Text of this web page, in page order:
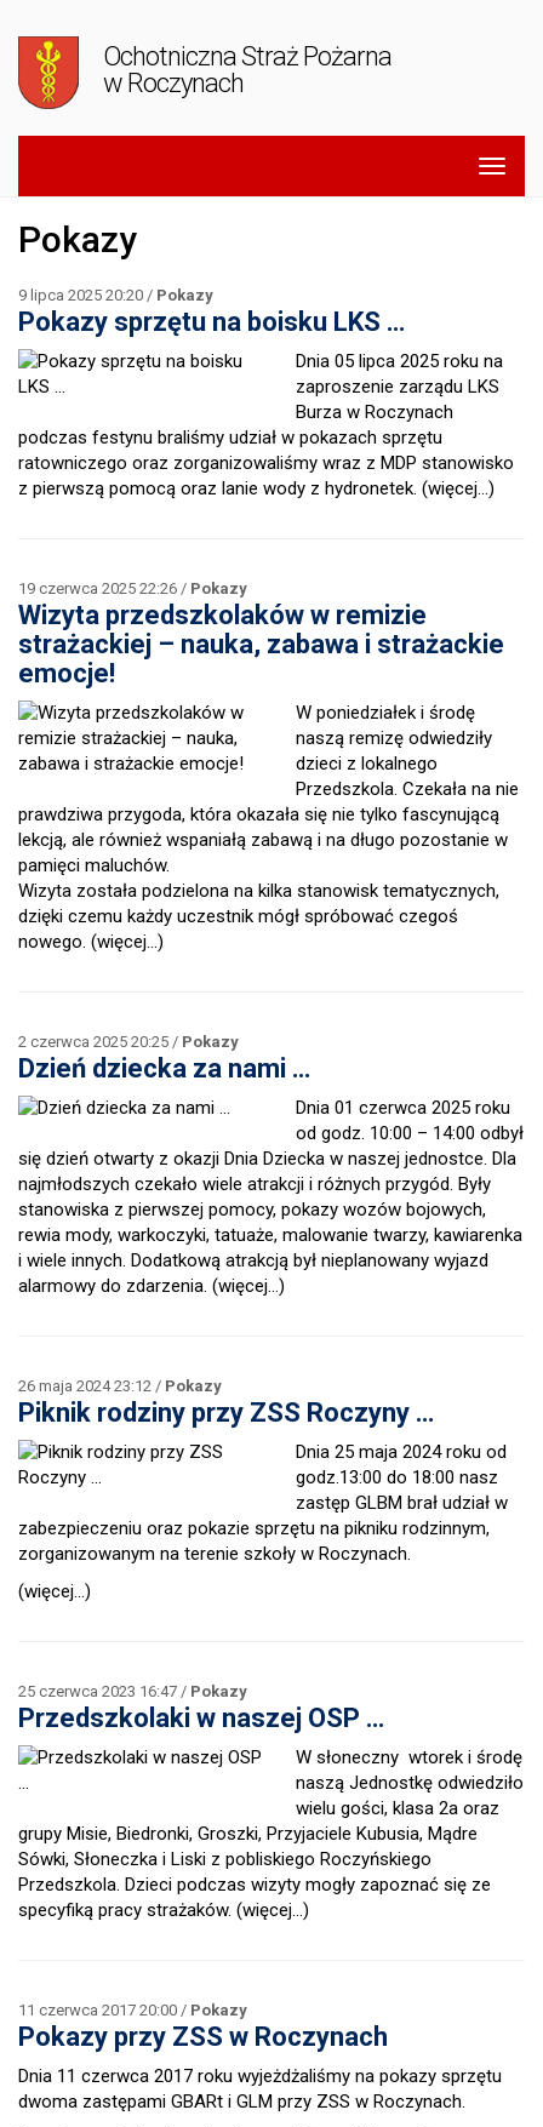
Ochotniczna Straż Pożarna
w Roczynach
Pokazy
9 lipca 2025 20:20 / Pokazy
Pokazy sprzętu na boisku LKS …
Dnia 05 lipca 2025 roku na
zaproszenie zarządu LKS
Burza w Roczynach
podczas festynu braliśmy udział w pokazach sprzętu
ratowniczego oraz zorganizowaliśmy wraz z MDP stanowisko
z pierwszą pomocą oraz lanie wody z hydronetek. (więcej…)
19 czerwca 2025 22:26 / Pokazy
Wizyta przedszkolaków w remizie
strażackiej – nauka, zabawa i strażackie
emocje!
W poniedziałek i środę
naszą remizę odwiedziły
dzieci z lokalnego
Przedszkola. Czekała na nie
prawdziwa przygoda, która okazała się nie tylko fascynującą
lekcją, ale również wspaniałą zabawą i na długo pozostanie w
pamięci maluchów.
Wizyta została podzielona na kilka stanowisk tematycznych,
dzięki czemu każdy uczestnik mógł spróbować czegoś
nowego. (więcej…)
2 czerwca 2025 20:25 / Pokazy
Dzień dziecka za nami …
Dnia 01 czerwca 2025 roku
od godz. 10:00 – 14:00 odbył
się dzień otwarty z okazji Dnia Dziecka w naszej jednostce. Dla
najmłodszych czekało wiele atrakcji i różnych przygód. Były
stanowiska z pierwszej pomocy, pokazy wozów bojowych,
rewia mody, warkoczyki, tatuaże, malowanie twarzy, kawiarenka
i wiele innych. Dodatkową atrakcją był nieplanowany wyjazd
alarmowy do zdarzenia. (więcej…)
26 maja 2024 23:12 / Pokazy
Piknik rodziny przy ZSS Roczyny …
Dnia 25 maja 2024 roku od
godz.13:00 do 18:00 nasz
zastęp GLBM brał udział w
zabezpieczeniu oraz pokazie sprzętu na pikniku rodzinnym,
zorganizowanym na terenie szkoły w Roczynach.
(więcej…)
25 czerwca 2023 16:47 / Pokazy
Przedszkolaki w naszej OSP …
W słoneczny wtorek i środę
naszą Jednostkę odwiedziło
wielu gości, klasa 2a oraz
grupy Misie, Biedronki, Groszki, Przyjaciele Kubusia, Mądre
Sówki, Słoneczka i Liski z pobliskiego Roczyńskiego
Przedszkola. Dzieci podczas wizyty mogły zapoznać się ze
specyfiką pracy strażaków. (więcej…)
11 czerwca 2017 20:00 / Pokazy
Pokazy przy ZSS w Roczynach
Dnia 11 czerwca 2017 roku wyjeżdżaliśmy na pokazy sprzętu
dwoma zastępami GBARt i GLM przy ZSS w Roczynach.